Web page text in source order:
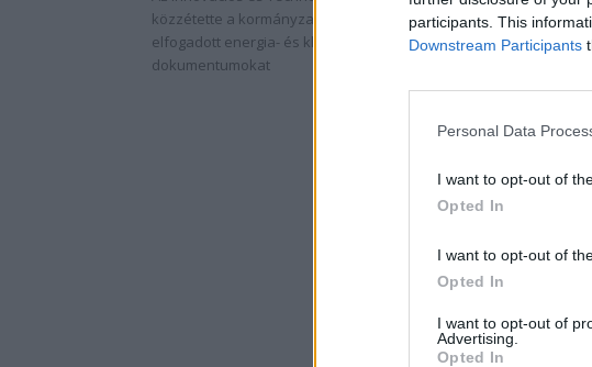
participants. This
Downstream Participants
Personal Data
I want to opt-out of
Opted In
I want to opt-out of
Opted In
I want to opt-out of
Advertising.
Opted In
közzétette a kormányzati honlapon a közelmúltban
elfogadott energia- és klímapolitikai stratégiai
dokumentumokat